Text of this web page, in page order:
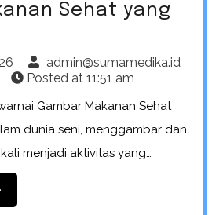
Sehat yang
admin@sumamedika.id
Posted at 11:51 am
Gambar Makanan Sehat
dunia seni, menggambar dan
menjadi aktivitas yang…